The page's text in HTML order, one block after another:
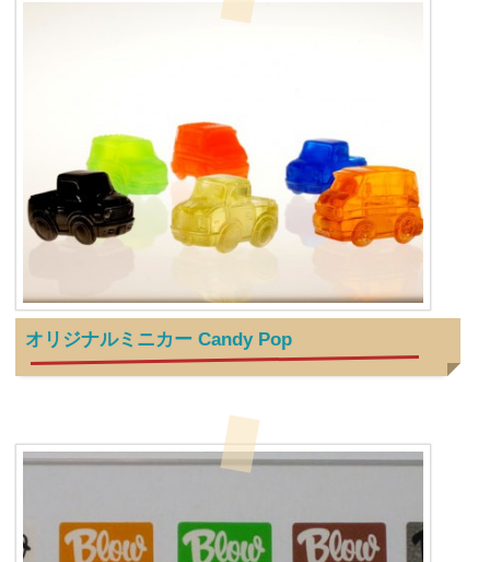
オリジナルミニカー Candy Pop